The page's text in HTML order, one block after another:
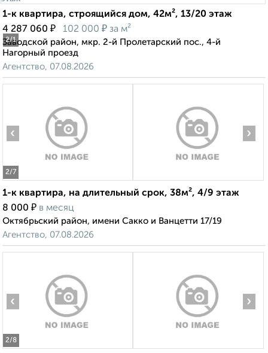
2/1
1-к квартира, строящийся дом, 42м², 13/20 этаж
4 287 060 ₽ 102 000 ₽ за м²
Заводской район, мкр. 2-й Пролетарский пос., 4-й
Нагорный проезд
Агентство, 07.08.2026
2/7
‹ ›
1-к квартира, на длительный срок, 38м², 4/9 этаж
8 000 ₽ в месяц
Октябрьский район, имени Сакко и Ванцетти 17/19
Агентство, 07.08.2026
2/8
‹ ›